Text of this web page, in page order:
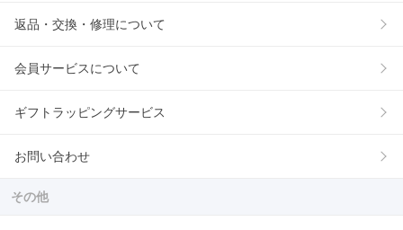
返品・交換・修理について
会員サービスについて
ギフトラッピングサービス
お問い合わせ
その他